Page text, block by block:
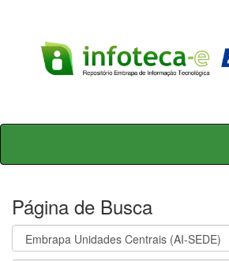
Skip
Página de Busca